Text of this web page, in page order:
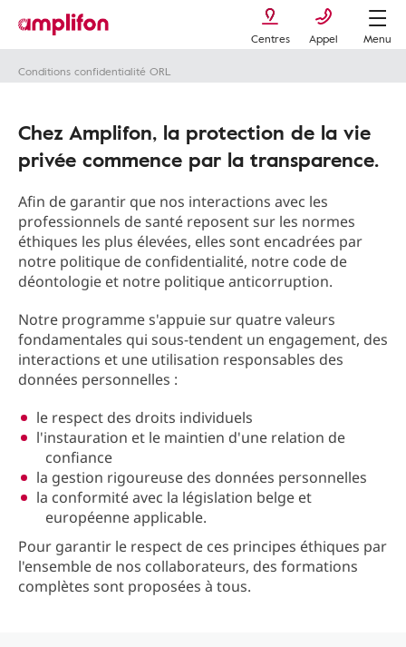
Centres Appel
Menu
Conditions confidentialité ORL
Chez Amplifon, la protection de la vie
privée commence par la transparence.
Afin de garantir que nos interactions avec les
professionnels de santé reposent sur les normes
éthiques les plus élevées, elles sont encadrées par
notre politique de confidentialité, notre code de
déontologie et notre politique anticorruption.
Notre programme s'appuie sur quatre valeurs
fondamentales qui sous-tendent un engagement, des
interactions et une utilisation responsables des
données personnelles :
le respect des droits individuels
l'instauration et le maintien d'une relation de
confiance
la gestion rigoureuse des données personnelles
la conformité avec la législation belge et
européenne applicable.
Pour garantir le respect de ces principes éthiques par
l'ensemble de nos collaborateurs, des formations
complètes sont proposées à tous.